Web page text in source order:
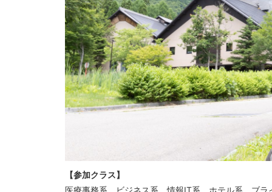
【参加クラス】